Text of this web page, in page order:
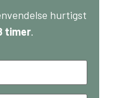
hurtigst
timer.